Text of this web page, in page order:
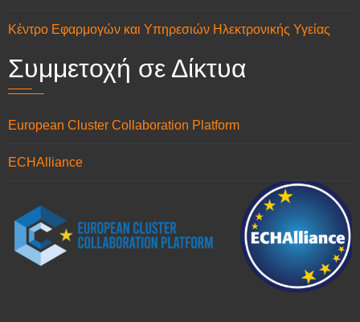
Κέντρο Εφαρμογών και Υπηρεσιών Ηλεκτρονικής Υγείας
Συμμετοχή σε Δίκτυα
European Cluster Collaboration Platform
ECHAlliance